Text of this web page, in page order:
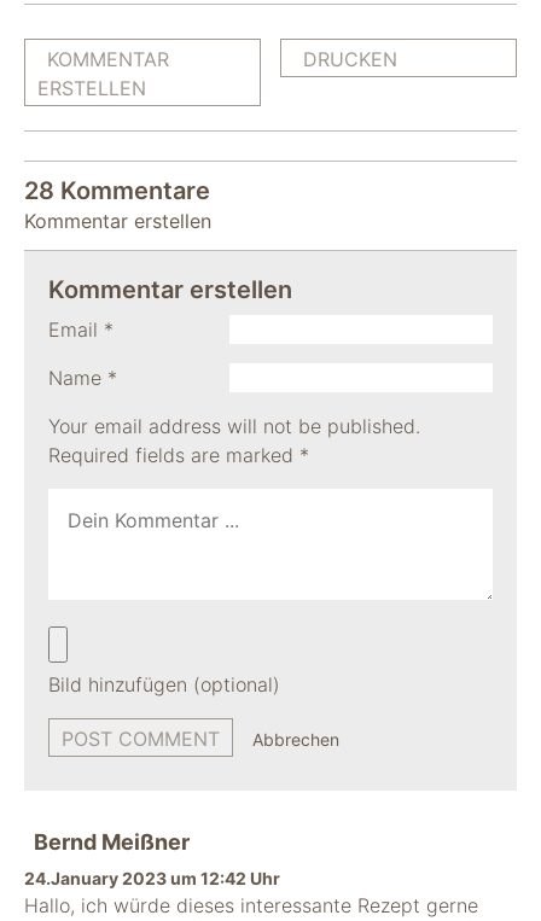
KOMMENTAR
ERSTELLEN
DRUCKEN
28 Kommentare
Kommentar erstellen
Kommentar erstellen
Your email address will not be published.
Required fields are marked *
Name *
Email *
Bild hinzufügen (optional)
Abbrechen
Bernd Meißner
24.January 2023 um 12:42 Uhr
Hallo, ich würde dieses interessante Rezept gerne